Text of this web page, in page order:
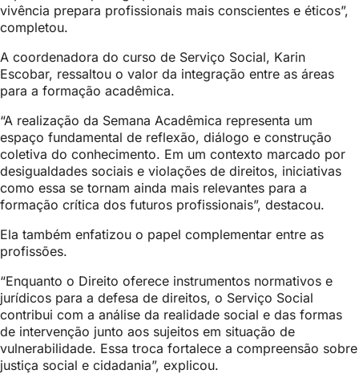
vivência prepara profissionais mais conscientes e éticos”,
completou.
A coordenadora do curso de Serviço Social, Karin
Escobar, ressaltou o valor da integração entre as áreas
para a formação acadêmica.
“A realização da Semana Acadêmica representa um
espaço fundamental de reflexão, diálogo e construção
coletiva do conhecimento. Em um contexto marcado por
desigualdades sociais e violações de direitos, iniciativas
como essa se tornam ainda mais relevantes para a
formação crítica dos futuros profissionais”, destacou.
Ela também enfatizou o papel complementar entre as
profissões.
“Enquanto o Direito oferece instrumentos normativos e
jurídicos para a defesa de direitos, o Serviço Social
contribui com a análise da realidade social e das formas
de intervenção junto aos sujeitos em situação de
vulnerabilidade. Essa troca fortalece a compreensão sobre
justiça social e cidadania”, explicou.